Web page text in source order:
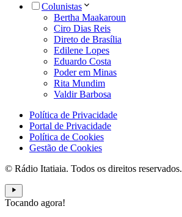
Colunistas
Bertha Maakaroun
Ciro Dias Reis
Direto de Brasília
Edilene Lopes
Eduardo Costa
Poder em Minas
Rita Mundim
Valdir Barbosa
Política de Privacidade
Portal de Privacidade
Política de Cookies
Gestão de Cookies
© Rádio Itatiaia. Todos os direitos reservados.
Tocando agora!